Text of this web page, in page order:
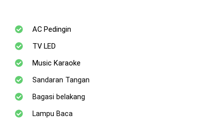
AC Pedingin
TV LED
Music Karaoke
Sandaran Tangan
Bagasi belakang
Lampu Baca